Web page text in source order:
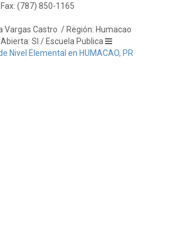
(787) 850-1165
Vargas Castro / Región: Humacao
SI / Escuela Publica
Nivel Elemental en HUMACAO, PR